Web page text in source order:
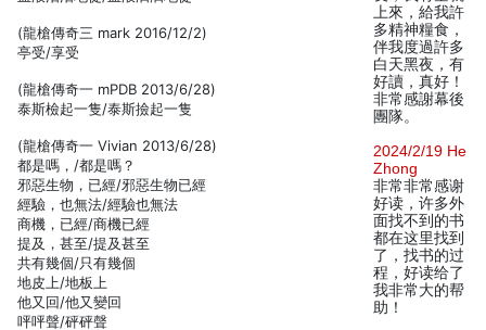
(龍槍傳奇三 mark 2016/12/2)
亭受/享受
(龍槍傳奇一 mPDB 2013/6/28)
泰斯檢起一隻/泰斯撿起一隻
(龍槍傳奇一 Vivian 2013/6/28)
都是嗎，/都是嗎？
邪惡生物，已經/邪惡生物已經
經驗，也無法/經驗也無法
商機，已經/商機已經
提及，甚至/提及甚至
共有幾個/只有幾個
地皮上/地板上
他又回/他又變回
呯呯聲/砰砰聲
上來，給我許
多精神糧食，
伴我度過許多
白天黑夜，有
好讀，真好！
非常感謝幕後
團隊。
2024/2/19 He
Zhong
非常非常感谢
好读，许多外
面找不到的书
都在这里找到
了，找书的过
程，好读给了
我非常大的帮
助！